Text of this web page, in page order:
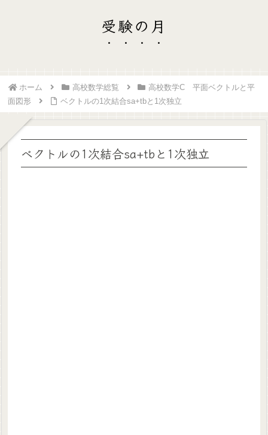
受験の月
ホーム 高校数学総覧
高校数学C 平面ベクトルと平
面図形
ベクトルの1次結合sa+tbと1次独立
ベクトルの1次結合sa+tbと1次独立